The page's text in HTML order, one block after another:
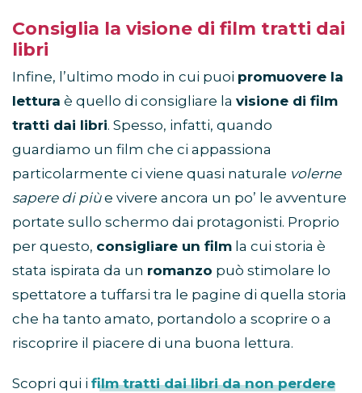
Consiglia la visione di film tratti dai
libri
Infine, l’ultimo modo in cui puoi promuovere la
lettura è quello di consigliare la visione di film
tratti dai libri. Spesso, infatti, quando
guardiamo un film che ci appassiona
particolarmente ci viene quasi naturale volerne
sapere di piùe vivere ancora un po’ le avventure
portate sullo schermo dai protagonisti. Proprio
per questo, consigliare un film la cui storia è
stata ispirata da un romanzo può stimolare lo
spettatore a tuffarsi tra le pagine di quella storia
che ha tanto amato, portandolo a scoprire o a
riscoprire il piacere di una buona lettura.
Scopri qui i film tratti dai libri da non perdere